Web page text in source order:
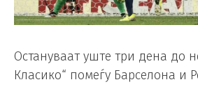
Остануваат уште три дена до
Класико“ помеѓу Барселона и